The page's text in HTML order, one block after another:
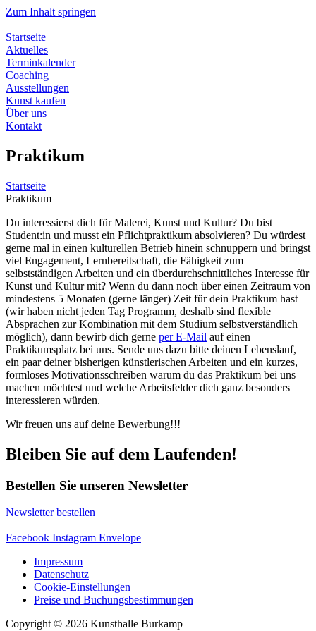
Zum Inhalt springen
Startseite
Aktuelles
Terminkalender
Coaching
Ausstellungen
Kunst kaufen
Über uns
Kontakt
Praktikum
Startseite
Praktikum
Du interessierst dich für Malerei, Kunst und Kultur? Du bist
Student:in und musst ein Pflichtpraktikum absolvieren? Du würdest
gerne mal in einen kulturellen Betrieb hinein schnuppern und bringst
viel Engagement, Lernbereitschaft, die Fähigkeit zum
selbstständigen Arbeiten und ein überdurchschnittliches Interesse für
Kunst und Kultur mit? Wenn du dann noch über einen Zeitraum von
mindestens 5 Monaten (gerne länger) Zeit für dein Praktikum hast
(wir haben nicht jeden Tag Programm, deshalb sind flexible
Absprachen zur Kombination mit dem Studium selbstverständlich
möglich), dann bewirb dich gerne per E-Mail auf einen
Praktikumsplatz bei uns. Sende uns dazu bitte deinen Lebenslauf,
ein paar deiner bisherigen künstlerischen Arbeiten und ein kurzes,
formloses Motivationsschreiben warum du das Praktikum bei uns
machen möchtest und welche Arbeitsfelder dich ganz besonders
interessieren würden.
Wir freuen uns auf deine Bewerbung!!!
Bleiben Sie auf dem Laufenden!
Bestellen Sie unseren Newsletter
Newsletter bestellen
Facebook Instagram Envelope
Impressum
Datenschutz
Cookie-Einstellungen
Preise und Buchungsbestimmungen
Copyright © 2026 Kunsthalle Burkamp